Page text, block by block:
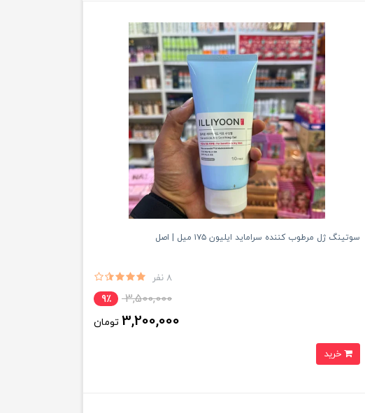
سوتینگ ژل مرطوب کننده سرامايد ایلیون ۱۷۵ میل | اصل
8 نفر
3,500,000 9٪
3,200,000 تومان
خرید